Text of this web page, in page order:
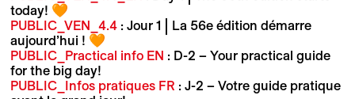
today! 🧡
PUBLIC_VEN_4.4: Jour 1 | La 56e édition démarre
aujourd’hui ! 🧡
PUBLIC_Practical info EN : D-2 – Your practical guide
for the big day!
PUBLIC_Infos pratiques FR : J-2 – Votre guide pratique